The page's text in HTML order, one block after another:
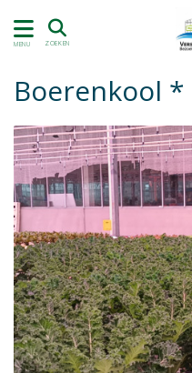
MENU ZOEKEN
Boerenkool *